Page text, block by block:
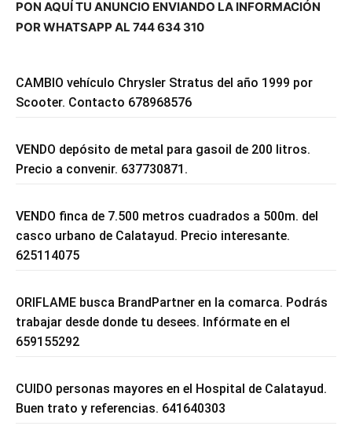
PON AQUÍ TU ANUNCIO ENVIANDO LA INFORMACIÓN
POR WHATSAPP AL 744 634 310
CAMBIO vehículo Chrysler Stratus del año 1999 por
Scooter. Contacto 678968576
VENDO depósito de metal para gasoil de 200 litros.
Precio a convenir. 637730871.
VENDO finca de 7.500 metros cuadrados a 500m. del
casco urbano de Calatayud. Precio interesante.
625114075
ORIFLAME busca BrandPartner en la comarca. Podrás
trabajar desde donde tu desees. Infórmate en el
659155292
CUIDO personas mayores en el Hospital de Calatayud.
Buen trato y referencias. 641640303